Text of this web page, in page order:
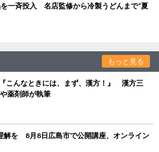
一斉投入 名店監修から冷製うどんまで“夏
もっと見る
こんなときには、まず、漢方！』 漢方三
薬剤師が執筆
解を 8月8日広島市で公開講座、オンライン